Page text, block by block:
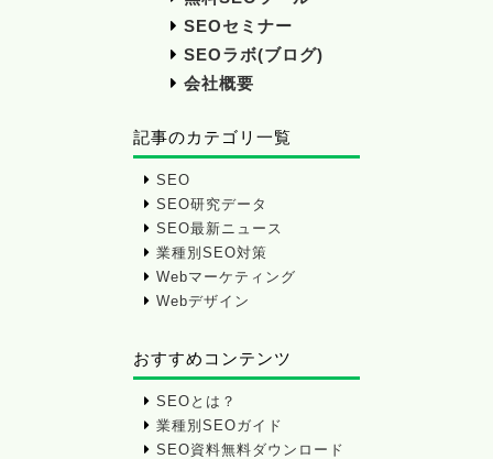
SEOセミナー
SEOラボ(ブログ)
会社概要
記事のカテゴリ一覧
SEO
SEO研究データ
SEO最新ニュース
業種別SEO対策
Webマーケティング
Webデザイン
おすすめコンテンツ
SEOとは？
業種別SEOガイド
SEO資料無料ダウンロード